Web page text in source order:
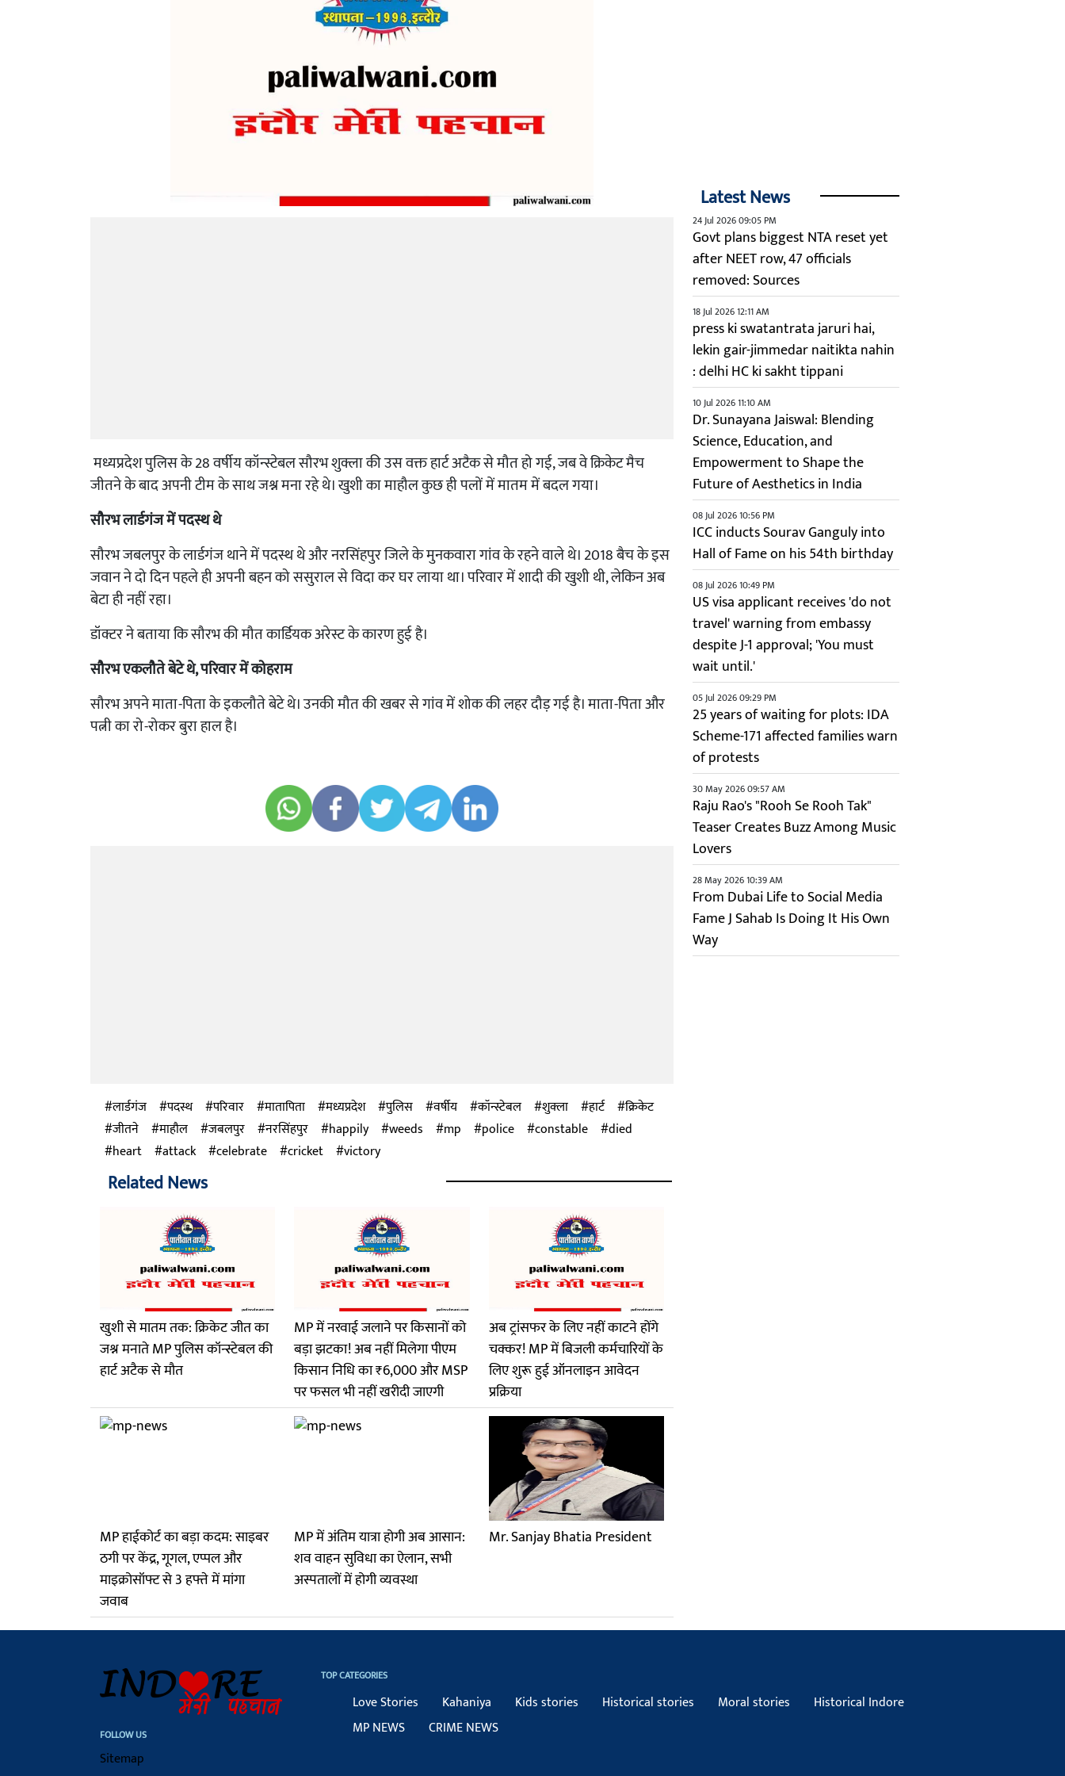
मध्यप्रदेश पुलिस के 28 वर्षीय कॉन्स्टेबल सौरभ शुक्ला की उस वक्त हार्ट अटैक से मौत हो गई, जब वे क्रिकेट मैच
जीतने के बाद अपनी टीम के साथ जश्न मना रहे थे। खुशी का माहौल कुछ ही पलों में मातम में बदल गया।
सौरभ लार्डगंज में पदस्थ थे
सौरभ जबलपुर के लार्डगंज थाने में पदस्थ थे और नरसिंहपुर जिले के मुनकवारा गांव के रहने वाले थे। 2018 बैच के इस
जवान ने दो दिन पहले ही अपनी बहन को ससुराल से विदा कर घर लाया था। परिवार में शादी की खुशी थी, लेकिन अब
बेटा ही नहीं रहा।
डॉक्टर ने बताया कि सौरभ की मौत कार्डियक अरेस्ट के कारण हुई है।
सौरभ एकलौते बेटे थे, परिवार में कोहराम
सौरभ अपने माता-पिता के इकलौते बेटे थे। उनकी मौत की खबर से गांव में शोक की लहर दौड़ गई है। माता-पिता और
पत्नी का रो-रोकर बुरा हाल है।
लार्डगंज पदस्थ परिवार मातापिता मध्यप्रदेश पुलिस वर्षीय कॉन्स्टेबल शुक्ला हार्ट
क्रिकेट
जीतने
माहौल जबलपुर नरसिंहपुर happily weeds mp police constable
died
heart
attack celebrate cricket victory
Related News
खुशी से मातम तक: क्रिकेट जीत का
जश्न मनाते MP पुलिस कॉन्स्टेबल की
हार्ट अटैक से मौत
MP में नरवाई जलाने पर किसानों को
बड़ा झटका! अब नहीं मिलेगा पीएम
किसान निधि का ₹6,000 और MSP
पर फसल भी नहीं खरीदी जाएगी
अब ट्रांसफर के लिए नहीं काटने होंगे
चक्कर! MP में बिजली कर्मचारियों के
लिए शुरू हुई ऑनलाइन आवेदन
प्रक्रिया
MP हाईकोर्ट का बड़ा कदम: साइबर
ठगी पर केंद्र, गूगल, एप्पल और
माइक्रोसॉफ्ट से 3 हफ्ते में मांगा
जवाब
MP में अंतिम यात्रा होगी अब आसान:
शव वाहन सुविधा का ऐलान, सभी
अस्पतालों में होगी व्यवस्था
Mr. Sanjay Bhatia President
Latest News
24 Jul 2026 09:05 PM
Govt plans biggest NTA reset yet
after NEET row, 47 officials
removed: Sources
18 Jul 2026 12:11 AM
press ki swatantrata jaruri hai,
lekin gair-jimmedar naitikta nahin
: delhi HC ki sakht tippani
10 Jul 2026 11:10 AM
Dr. Sunayana Jaiswal: Blending
Science, Education, and
Empowerment to Shape the
Future of Aesthetics in India
08 Jul 2026 10:56 PM
ICC inducts Sourav Ganguly into
Hall of Fame on his 54th birthday
08 Jul 2026 10:49 PM
US visa applicant receives 'do not
travel' warning from embassy
despite J-1 approval; 'You must
wait until.'
05 Jul 2026 09:29 PM
25 years of waiting for plots: IDA
Scheme-171 affected families warn
of protests
30 May 2026 09:57 AM
Raju Rao's "Rooh Se Rooh Tak"
Teaser Creates Buzz Among Music
Lovers
28 May 2026 10:39 AM
From Dubai Life to Social Media
Fame J Sahab Is Doing It His Own
Way
FOLLOW US
Sitemap
TOP CATEGORIES
Love Stories Kahaniya Kids stories Historical stories Moral stories
Historical Indore
MP NEWS
CRIME NEWS